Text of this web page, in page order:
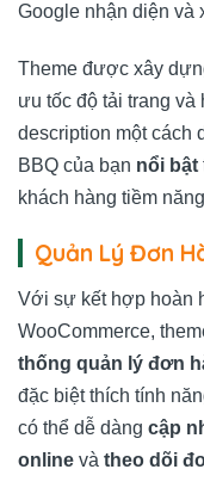
Google nhận diện và
Theme được xây
ưu tốc độ tải trang và
description một cách
BBQ của bạn nổi bật
khách hàng tiềm
Quản Lý Đơn
Với sự kết hợp hoàn
WooCommerce,
thống quản lý đơn
đặc biệt thích tính
có thể dễ dàng cập
online và theo dõi